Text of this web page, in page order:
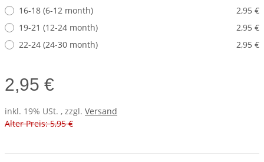
16-18 (6-12 month)
2,95 €
19-21 (12-24 month)
2,95 €
22-24 (24-30 month)
2,95 €
2,95 €
inkl. 19% USt. , zzgl. Versand
Alter Preis: 5,95 €